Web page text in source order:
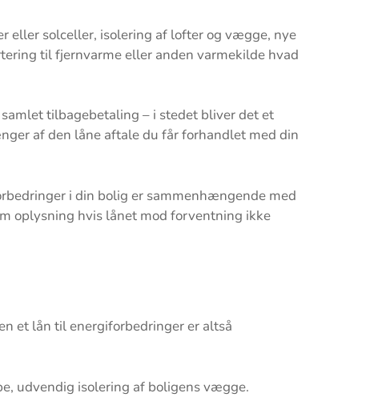
eller solceller, isolering af lofter og vægge, nye
til fjernvarme eller anden varmekilde hvad
tilbagebetaling – i stedet bliver det et
af den låne aftale du får forhandlet med din
i din bolig er sammenhængende med
oplysning hvis lånet mod forventning ikke
et lån til energiforbedringer er altså
udvendig isolering af boligens vægge.